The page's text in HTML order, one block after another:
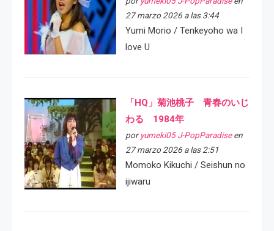
27 marzo 2026 a las 3:44
Yumi Morio / Tenkeyoho wa I
love U
「HQ」菊池桃子 青春のいじ
わる 1984年
por yumeki05 J-PopParadiseen
27 marzo 2026 a las 2:51
Momoko Kikuchi / Seishun no
ijiwaru